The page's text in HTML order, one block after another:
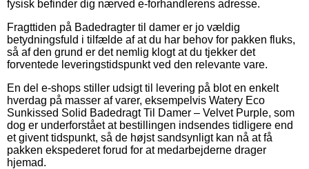
fysisk befinder dig nærved e-forhandlerens adresse.
Fragttiden på Badedragter til damer er jo vældig
betydningsfuld i tilfælde af at du har behov for pakken fluks,
så af den grund er det nemlig klogt at du tjekker det
forventede leveringstidspunkt ved den relevante vare.
En del e-shops stiller udsigt til levering på blot en enkelt
hverdag på masser af varer, eksempelvis Watery Eco
Sunkissed Solid Badedragt Til Damer – Velvet Purple, som
dog er underforstået at bestillingen indsendes tidligere end
et givent tidspunkt, så de højst sandsynligt kan nå at få
pakken ekspederet forud for at medarbejderne drager
hjemad.